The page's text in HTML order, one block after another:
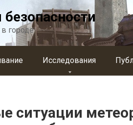
городе
Исследования
ситуации